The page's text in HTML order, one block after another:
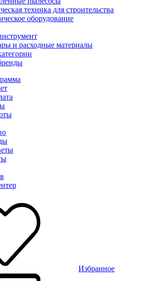
техника для строительства
оборудование
и расходные материалы
Избранное